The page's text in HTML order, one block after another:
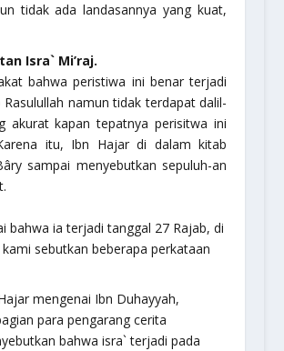
tidak ada landasannya yang kuat,
Isra` Mi’raj.
bahwa peristiwa ini benar terjadi
namun tidak terdapat dalil-
akurat kapan tepatnya perisitwa ini
itu, Ibn Hajar di dalam kitab
sampai menyebutkan sepuluh-an
bahwa ia terjadi tanggal 27 Rajab, di
kami sebutkan beberapa perkataan
mengenai Ibn Duhayyah,
para pengarang cerita
bahwa isra` terjadi pada